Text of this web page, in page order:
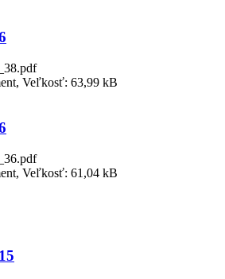
Veľkosť: 63,99 kB
Veľkosť: 61,04 kB